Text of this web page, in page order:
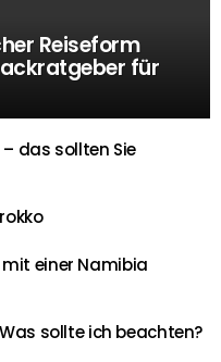
Reiseform
für
das sollten Sie
einer Namibia
sollte ich beachten?